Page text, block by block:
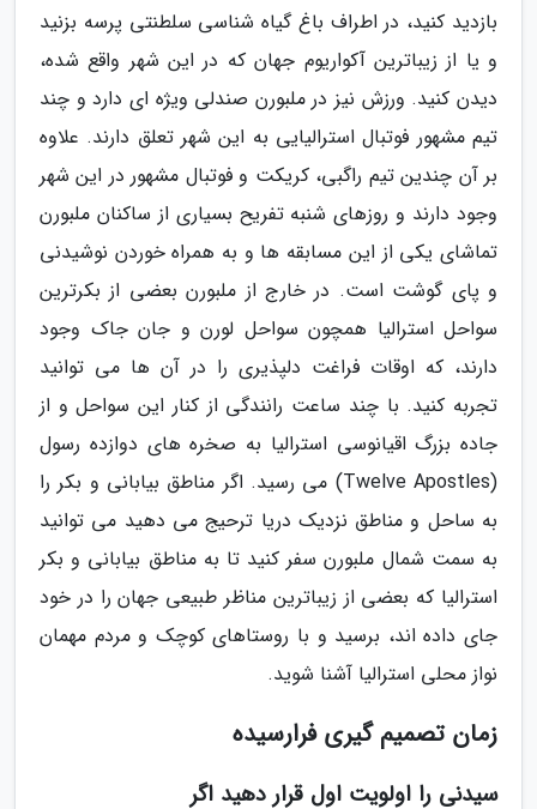
بازدید کنید، در اطراف باغ گیاه شناسی سلطنتی پرسه بزنید
و یا از زیباترین آکواریوم جهان که در این شهر واقع شده،
دیدن کنید. ورزش نیز در ملبورن صندلی ویژه ای دارد و چند
تیم مشهور فوتبال استرالیایی به این شهر تعلق دارند. علاوه
بر آن چندین تیم راگبی، کریکت و فوتبال مشهور در این شهر
وجود دارند و روزهای شنبه تفریح بسیاری از ساکنان ملبورن
تماشای یکی از این مسابقه ها و به همراه خوردن نوشیدنی
و پای گوشت است. در خارج از ملبورن بعضی از بکرترین
سواحل استرالیا همچون سواحل لورن و جان جاک وجود
دارند، که اوقات فراغت دلپذیری را در آن ها می توانید
تجربه کنید. با چند ساعت رانندگی از کنار این سواحل و از
جاده بزرگ اقیانوسی استرالیا به صخره های دوازده رسول
(Twelve Apostles) می رسید. اگر مناطق بیابانی و بکر را
به ساحل و مناطق نزدیک دریا ترحیج می دهید می توانید
به سمت شمال ملبورن سفر کنید تا به مناطق بیابانی و بکر
استرالیا که بعضی از زیباترین مناظر طبیعی جهان را در خود
جای داده اند، برسید و با روستاهای کوچک و مردم مهمان
نواز محلی استرالیا آشنا شوید.
زمان تصمیم گیری فرارسیده
سیدنی را اولویت اول قرار دهید اگر